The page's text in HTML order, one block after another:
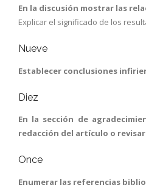
En la discusión mostrar las
Explicar el significado de los
Nueve
Establecer conclusiones
Diez
En la sección de
redacción del artículo o
Once
Enumerar las referencias